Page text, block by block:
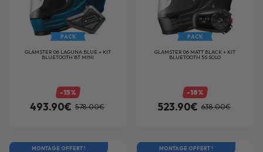
PACK
GLAMSTER 06 LAGUNA BLUE + KIT
BLUETOOTH BT MINI
-15%
493.90€ 578.00€
PACK
GLAMSTER 06 MATT BLACK + KIT
BLUETOOTH 5S SOLO
-18%
523.90€ 638.00€
MONTAGE OFFERT ! MONTAGE OFFERT !